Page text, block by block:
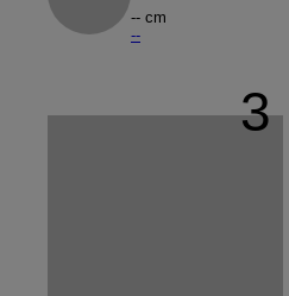
-- cm
--
3